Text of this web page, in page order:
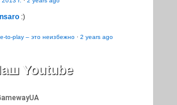
:)
to-play – это неизбежно · 2 years ago
Youtube